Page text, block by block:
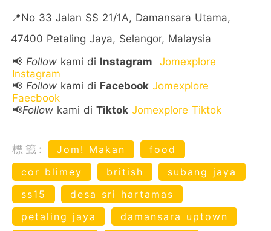
📍No 33 Jalan SS 21/1A, Damansara Utama,
47400 Petaling Jaya, Selangor, Malaysia
📢 Follow kami di Instagram
Jomexplore
Instagram
📢 Follow kami di Facebook Jomexplore
Faecbook
📢Follow kami di Tiktok Jomexplore Tiktok
標籤: Jom! Makan
food
cor blimey
british
subang jaya
ss15
desa sri hartamas
petaling jaya
damansara uptown